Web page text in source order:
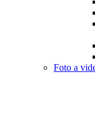
Foto a